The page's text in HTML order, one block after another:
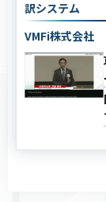
訳システム
VMFi株式会社